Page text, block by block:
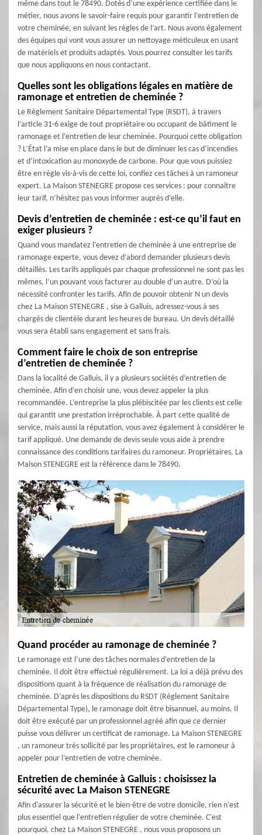
même dans tout le 78490. Dotés d’une expérience certifiée dans le
métier, nous avons le savoir-faire requis pour garantir l’entretien de
votre cheminée, en suivant les règles de l’art. Nous avons également
des équipes qui vont vous assurer un nettoyage méticuleux en usant
de matériels et produits adaptés. Vous pourrez consulter les tarifs
que nous appliquons en nous contactant.
Quelles sont les obligations légales en matière de
ramonage et entretien de cheminée ?
Le Règlement Sanitaire Départemental Type (RSDT), à travers
l’article 31-6 exige de tout propriétaire ou occupant de bâtiment le
ramonage et l’entretien de leur cheminée. Pourquoi cette obligation
? L’État l’a mise en place dans le but de diminuer les cas d’incendies
et d’intoxication au monoxyde de carbone. Pour que vous puissiez
être en règle vis-à-vis de cette loi, confiez ces tâches à un ramoneur
expert. La Maison STENEGRE propose ces services : pour connaître
leur tarif, n’hésitez pas vous informer auprès d’elle.
Devis d’entretien de cheminée : est-ce qu’il faut en
exiger plusieurs ?
Quand vous mandatez l’entretien de cheminée à une entreprise de
ramonage experte, vous devez d’abord demander plusieurs devis
détaillés. Les tarifs appliqués par chaque professionnel ne sont pas les
mêmes, l’un pouvant vous facturer au double d’un autre. D’où la
nécessité confronter les tarifs. Afin de pouvoir obtenir N un devis
chez La Maison STENEGRE , sise à Galluis, adressez-vous à ses
chargés de clientèle durant les heures de bureau. Un devis détaillé
vous sera établi sans engagement et sans frais.
Comment faire le choix de son entreprise
d’entretien de cheminée ?
Dans la localité de Galluis, il y a plusieurs sociétés d’entretien de
cheminée. Afin d’en choisir une, vous devez appeler la plus
recommandée. L’entreprise la plus plébiscitée par les clients est celle
qui garantit une prestation irréprochable. À part cette qualité de
service, mais aussi la réputation, vous avez également à considérer le
tarif appliqué. Une demande de devis seule vous aide à prendre
connaissance des conditions tarifaires du ramoneur. Propriétaires, La
Maison STENEGRE est la référence dans le 78490.
Quand procéder au ramonage de cheminée ?
Le ramonage est l’une des tâches normales d’entretien de la
cheminée. Il doit être effectué régulièrement. La loi a déjà prévu des
dispositions quant à la fréquence de réalisation du ramonage de
cheminée. D’après les dispositions du RSDT (Règlement Sanitaire
Départemental Type), le ramonage doit être bisannuel, au moins. Il
doit être exécuté par un professionnel agréé afin que ce dernier
puisse vous délivrer un certificat de ramonage. La Maison STENEGRE
, un ramoneur très sollicité par les propriétaires, est le ramoneur à
appeler pour l’entretien de votre cheminée.
Entretien de cheminée à Galluis : choisissez la
sécurité avec La Maison STENEGRE
Afin d'assurer la sécurité et le bien-être de votre domicile, rien n'est
plus essentiel que l'entretien régulier de votre cheminée. C'est
pourquoi, chez La Maison STENEGRE , nous vous proposons un